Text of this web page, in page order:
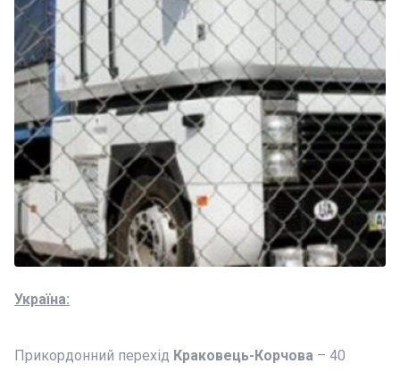
Україна:
Прикордонний перехід Краковець-Корчова – 40